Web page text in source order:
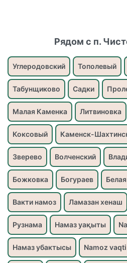
Рядом с п.
Углеродовский Тополевый
Табунщиково Садки
Малая Каменка Литвиновка
Коксовый Каменск-
Зверево Волченский
Божковка Богураев
Вакти намоз Ламазан хенаш
Рузнама Намаз уақыты
Намаз убактысы Namoz vaqti